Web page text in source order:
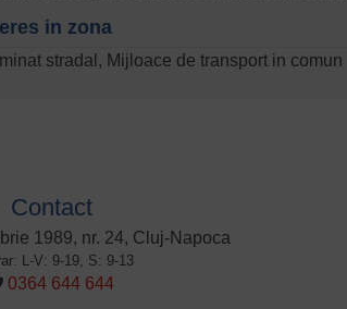
in zona
stradal, Mijloace de transport in comun
Contact
1989, nr. 24, Cluj-Napoca
L-V: 9-19, S: 9-13
0364 644 644